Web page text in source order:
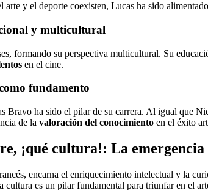
y el deporte coexisten, Lucas ha sido
y multicultural
formando su perspectiva multicultural. Su
en el cine.
fundamento
Bravo ha sido el pilar de su carrera. Al igual que
de la valoración del conocimiento en el éxito
¡qué cultura!: La
encarna el enriquecimiento intelectual y la
cultura es un pilar fundamental para triunfar en el